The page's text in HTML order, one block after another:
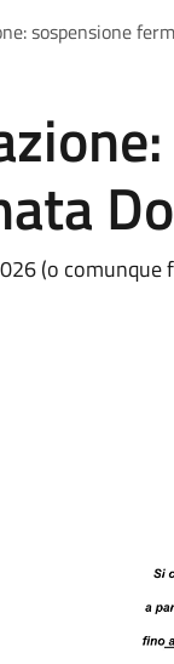
sospensione
(o comunque